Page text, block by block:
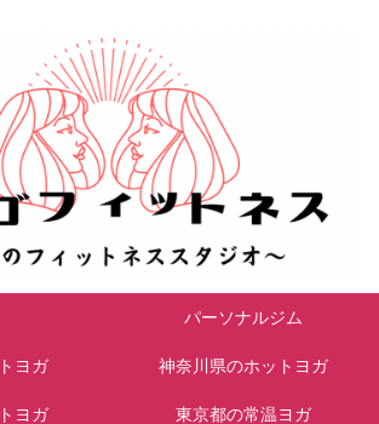
パーソナルジム
ヨガ 神奈川県のホットヨガ
ヨガ 東京都の常温ヨガ